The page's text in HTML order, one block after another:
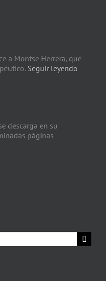
a Montse Herrera, que
Seguir leyendo
descarga en su
páginas